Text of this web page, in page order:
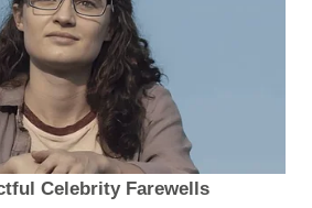
Celebrity Farewells